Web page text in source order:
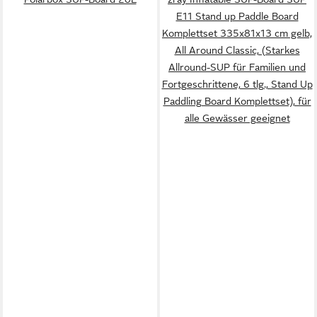
E11 Stand up Paddle Board
Komplettset 335x81x13 cm gelb,
All Around Classic, (Starkes
Allround-SUP für Familien und
Fortgeschrittene, 6 tlg., Stand Up
Paddling Board Komplettset), für
alle Gewässer geeignet